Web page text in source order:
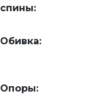
спины:
Обивка:
Опоры: